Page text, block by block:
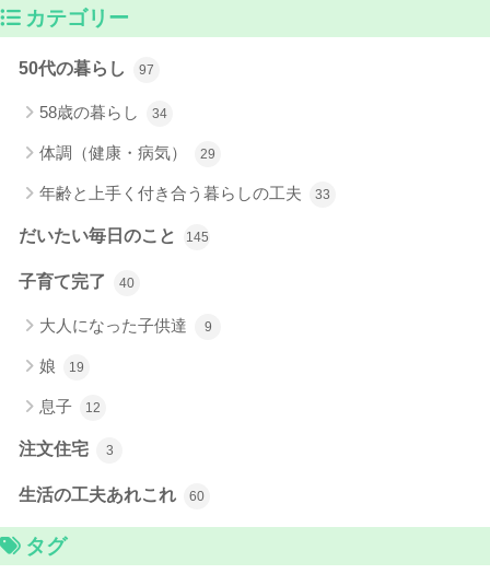
カテゴリー
50代の暮らし 97
58歳の暮らし 34
体調（健康・病気） 29
年齢と上手く付き合う暮らしの工夫 33
だいたい毎日のこと 145
子育て完了 40
大人になった子供達 9
娘 19
息子 12
注文住宅 3
生活の工夫あれこれ 60
タグ